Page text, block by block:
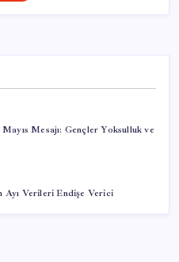
Mesajı: Gençler Yoksulluk ve
Ayı Verileri Endişe Verici